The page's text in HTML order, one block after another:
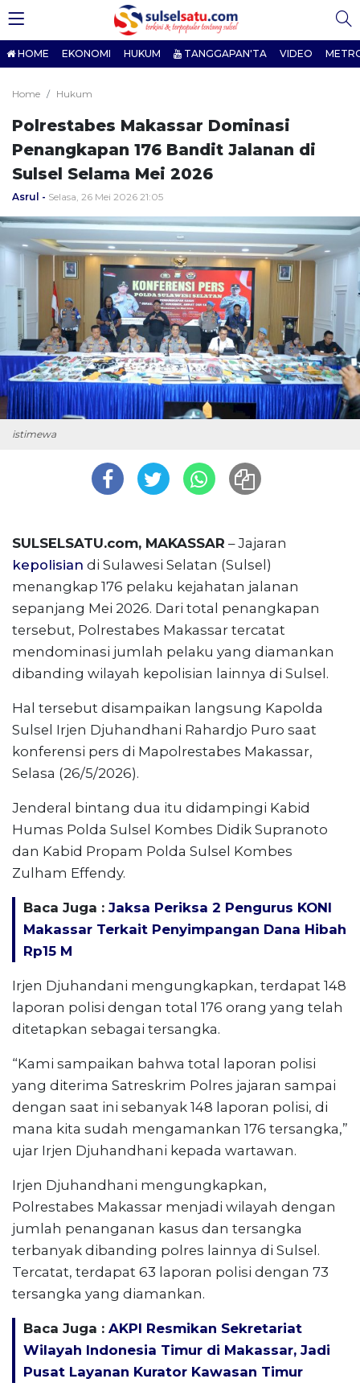
HOME EKONOMI HUKUM TANGGAPAN'TA VIDEO
Home Hukum
Polrestabes Makassar Dominasi
Penangkapan 176 Bandit Jalanan di
Sulsel Selama Mei 2026
Asrul Selasa, 26 Mei 2026 21:05
istimewa
SULSELSATU.com, MAKASSAR – Jajaran
kepolisian di Sulawesi Selatan (Sulsel)
menangkap 176 pelaku kejahatan jalanan
sepanjang Mei 2026. Dari total penangkapan
tersebut, Polrestabes Makassar tercatat
mendominasi jumlah pelaku yang diamankan
dibanding wilayah kepolisian lainnya di Sulsel.
Hal tersebut disampaikan langsung Kapolda
Sulsel Irjen Djuhandhani Rahardjo Puro saat
konferensi pers di Mapolrestabes Makassar,
Selasa (26/5/2026).
Jenderal bintang dua itu didampingi Kabid
Humas Polda Sulsel Kombes Didik Supranoto
dan Kabid Propam Polda Sulsel Kombes
Zulham Effendy.
Baca Juga : Jaksa Periksa 2 Pengurus KONI
Makassar Terkait Penyimpangan Dana Hibah
Rp15 M
Irjen Djuhandani mengungkapkan, terdapat 148
laporan polisi dengan total 176 orang yang telah
ditetapkan sebagai tersangka.
“Kami sampaikan bahwa total laporan polisi
yang diterima Satreskrim Polres jajaran sampai
dengan saat ini sebanyak 148 laporan polisi, di
mana kita sudah mengamankan 176 tersangka,”
ujar Irjen Djuhandhani kepada wartawan.
Irjen Djuhandhani mengungkapkan,
Polrestabes Makassar menjadi wilayah dengan
jumlah penanganan kasus dan tersangka
terbanyak dibanding polres lainnya di Sulsel.
Tercatat, terdapat 63 laporan polisi dengan 73
tersangka yang diamankan.
Baca Juga : AKPI Resmikan Sekretariat
Wilayah Indonesia Timur di Makassar, Jadi
Pusat Layanan Kurator Kawasan Timur